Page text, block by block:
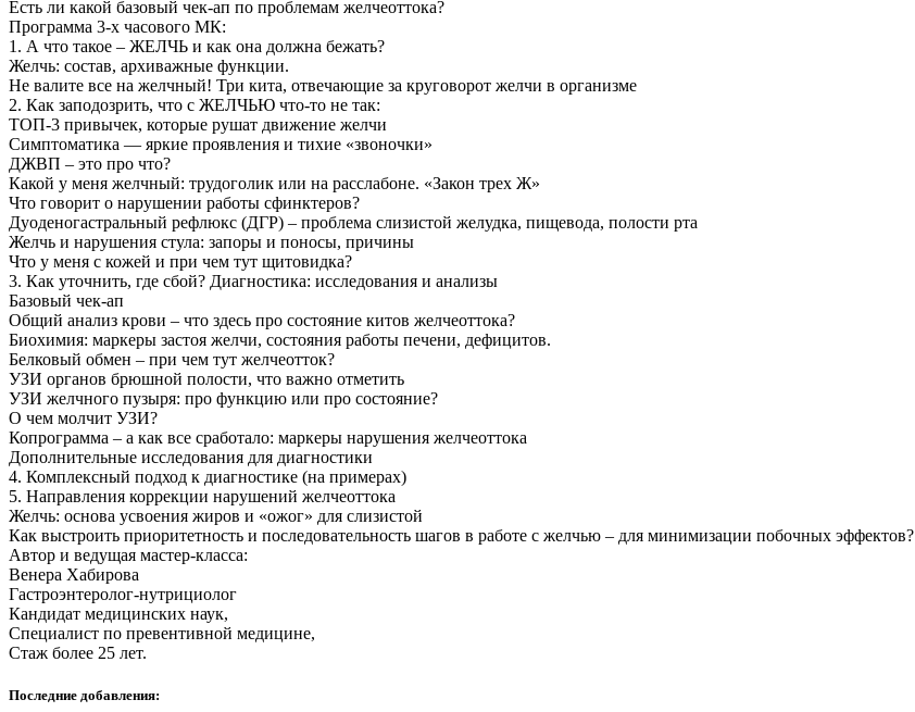
Есть ли какой базовый чек-ап по проблемам желчеоттока?
Программа 3-х часового МК:
1. А что такое – ЖЕЛЧЬ и как она должна бежать?
Желчь: состав, архиважные функции.
Не валите все на желчный! Три кита, отвечающие за круговорот желчи в организме
2. Как заподозрить, что с ЖЕЛЧЬЮ что-то не так:
ТОП-3 привычек, которые рушат движение желчи
Симптоматика — яркие проявления и тихие «звоночки»
ДЖВП – это про что?
Какой у меня желчный: трудоголик или на расслабоне. «Закон трех Ж»
Что говорит о нарушении работы сфинктеров?
Дуоденогастральный рефлюкс (ДГР) – проблема слизистой желудка, пищевода, полости рта
Желчь и нарушения стула: запоры и поносы, причины
Что у меня с кожей и при чем тут щитовидка?
3. Как уточнить, где сбой? Диагностика: исследования и анализы
Базовый чек-ап
Общий анализ крови – что здесь про состояние китов желчеоттока?
Биохимия: маркеры застоя желчи, состояния работы печени, дефицитов.
Белковый обмен – при чем тут желчеотток?
УЗИ органов брюшной полости, что важно отметить
УЗИ желчного пузыря: про функцию или про состояние?
О чем молчит УЗИ?
Копрограмма – а как все сработало: маркеры нарушения желчеоттока
Дополнительные исследования для диагностики
4. Комплексный подход к диагностике (на примерах)
5. Направления коррекции нарушений желчеоттока
Желчь: основа усвоения жиров и «ожог» для слизистой
Как выстроить приоритетность и последовательность шагов в работе с желчью – для минимизации побочных эффектов?
Автор и ведущая мастер-класса:
Венера Хабирова
Гастроэнтеролог-нутрициолог
Кандидат медицинских наук,
Специалист по превентивной медицине,
Стаж более 25 лет.
Последние добавления: